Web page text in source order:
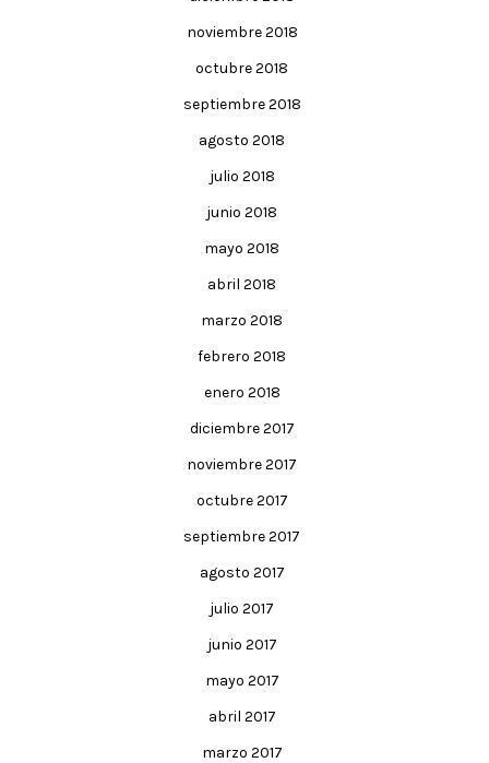
noviembre 2018
octubre 2018
septiembre 2018
agosto 2018
julio 2018
junio 2018
mayo 2018
abril 2018
marzo 2018
febrero 2018
enero 2018
diciembre 2017
noviembre 2017
octubre 2017
septiembre 2017
agosto 2017
julio 2017
junio 2017
mayo 2017
abril 2017
marzo 2017